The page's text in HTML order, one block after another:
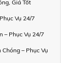
Giá Tốt
Vụ 24/7
– Phục Vụ 24/7
– Phục Vụ